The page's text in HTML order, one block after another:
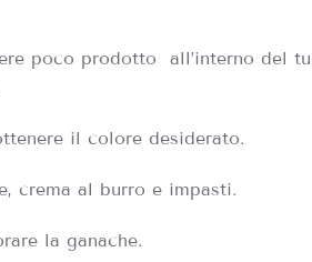
poco prodotto all’interno del
il colore desiderato.
crema al burro e impasti.
la ganache.